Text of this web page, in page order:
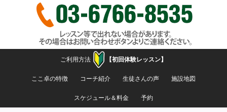
コンテンツへ移動
ご利用方法 【初回体験レッスン】
ここ卓の特徴 コーチ紹介 生徒さんの声 施設地図
スケジュール＆料金 予約